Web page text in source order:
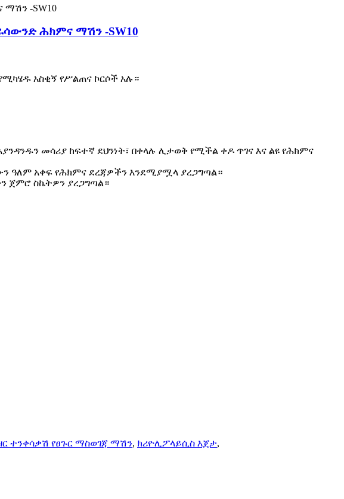
ሕክምና ማሽን -SW10
አስቂኝ የሥልጠና ኮርሶች አሉ።
መሳሪያ ከፍተኛ ደህንነት፣ በቀላሉ ሊታወቅ የሚችል ቀዶ ጥገና እና ልዩ የሕክምና
ዓለም አቀፍ የሕክምና ደረጃዎችን እንደሚያሟላ ያረጋግጣል።
ጀምሮ ስኬትዎን ያረጋግጣል።
ተንቀሳቃሽ የፀጉር ማስወገጃ ማሽን, ክሪዮሊፖላይሲስ እጀታ,